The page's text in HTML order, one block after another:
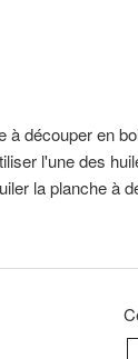
à découper en
l'une des
la planche à